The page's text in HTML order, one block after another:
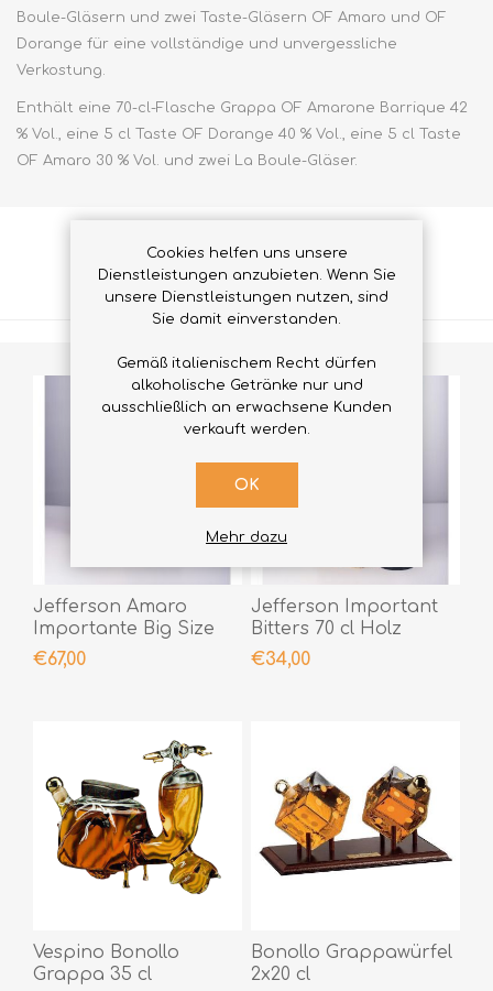
Boule-Gläsern und zwei Taste-Gläsern OF Amaro und OF
Dorange für eine vollständige und unvergessliche
Verkostung.
Enthält eine 70-cl-Flasche Grappa OF Amarone Barrique 42
% Vol., eine 5 cl Taste OF Dorange 40 % Vol., eine 5 cl Taste
OF Amaro 30 % Vol. und zwei La Boule-Gläser.
VERWANDTE PRODUKTE
Jefferson Amaro
Importante Big Size
Holz 1,5 lt
€67,00
Jefferson Important
Bitters 70 cl Holz
€34,00
Vespino Bonollo
Grappa 35 cl
Bonollo Grappawürfel
2x20 cl
Cookies helfen uns unsere
Dienstleistungen anzubieten. Wenn Sie
unsere Dienstleistungen nutzen, sind
Sie damit einverstanden.
Gemäß italienischem Recht dürfen
alkoholische Getränke nur und
ausschließlich an erwachsene Kunden
verkauft werden.
OK
Mehr dazu